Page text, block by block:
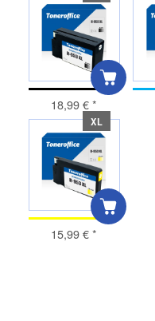
18,99 €*
XL
15,99 €*